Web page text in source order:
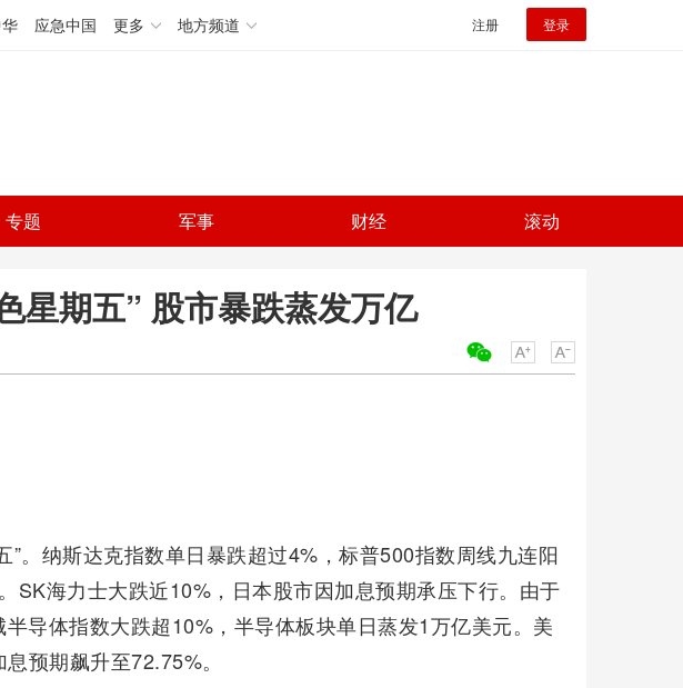
应急中国 更多 地方频道 注册 登录
专题 军事 财经 滚动
星期五” 股市暴跌蒸发万亿
”。纳斯达克指数单日暴跌超过4%，标普500指数周线九连阳
SK海力士大跌近10%，日本股市因加息预期承压下行。由于
导体指数大跌超10%，半导体板块单日蒸发1万亿美元。美
预期飙升至72.75%。